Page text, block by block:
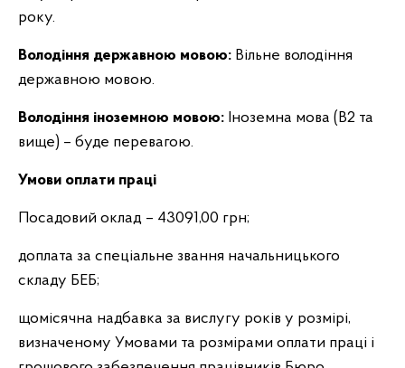
року.
Володіння державною мовою: Вільне володіння
державною мовою.
Володіння іноземною мовою: Іноземна мова (B2 та
вище) – буде перевагою.
Умови оплати праці
Посадовий оклад – 43091,00 грн;
доплата за спеціальне звання начальницького
складу БЕБ;
щомісячна надбавка за вислугу років у розмірі,
визначеному Умовами та розмірами оплати праці і